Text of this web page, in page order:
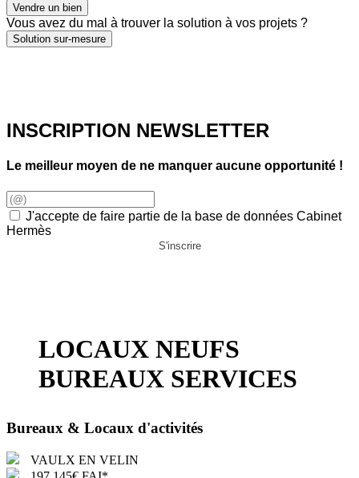
Vendre un bien
Vous avez du mal à trouver la solution à vos projets ?
Solution sur-mesure
INSCRIPTION NEWSLETTER
Le meilleur moyen de ne manquer aucune opportunité !
J'accepte de faire partie de la base de données Cabinet
Hermès
S'inscrire
LOCAUX NEUFS
BUREAUX SERVICES
Bureaux & Locaux d'activités
VAULX EN VELIN